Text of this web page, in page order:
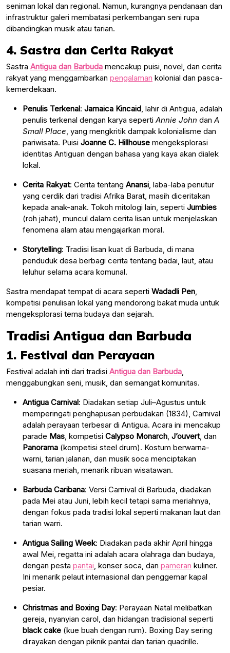
seniman lokal dan regional. Namun, kurangnya pendanaan dan
infrastruktur galeri membatasi perkembangan seni rupa
dibandingkan musik atau tarian.
4. Sastra dan Cerita Rakyat
Sastra Antigua dan Barbuda mencakup puisi, novel, dan cerita
rakyat yang menggambarkan pengalaman kolonial dan pasca-
kemerdekaan.
Penulis Terkenal: Jamaica Kincaid , lahir di Antigua, adalah
penulis terkenal dengan karya seperti Annie John dan A
Small Place , yang mengkritik dampak kolonialisme dan
pariwisata. Puisi Joanne C. Hillhouse mengeksplorasi
identitas Antiguan dengan bahasa yang kaya akan dialek
lokal.
Cerita Rakyat: Cerita tentang Anansi , laba-laba penutur
yang cerdik dari tradisi Afrika Barat, masih diceritakan
kepada anak-anak. Tokoh mitologi lain, seperti Jumbies
(roh jahat), muncul dalam cerita lisan untuk menjelaskan
fenomena alam atau mengajarkan moral.
Storytelling: Tradisi lisan kuat di Barbuda, di mana
penduduk desa berbagi cerita tentang badai, laut, atau
leluhur selama acara komunal.
Sastra mendapat tempat di acara seperti Wadadli Pen
kompetisi penulisan lokal yang mendorong bakat muda untuk
mengeksplorasi tema budaya dan sejarah.
Tradisi Antigua dan Barbuda
1. Festival dan Perayaan
Festival adalah inti dari tradisi Antigua dan Barbuda
menggabungkan seni, musik, dan semangat komunitas.
Antigua Carnival: Diadakan setiap Juli–Agustus untuk
memperingati penghapusan perbudakan (1834), Carnival
adalah perayaan terbesar di Antigua. Acara ini mencakup
parade Mas , kompetisi Calypso Monarch J’ouvert, dan
Panorama (kompetisi steel drum). Kostum berwarna-
warni, tarian jalanan, dan musik soca menciptakan
suasana meriah, menarik ribuan wisatawan.
Barbuda Caribana: Versi Carnival di Barbuda, diadakan
pada Mei atau Juni, lebih kecil tetapi sama meriahnya,
dengan fokus pada tradisi lokal seperti makanan laut dan
tarian warri.
Antigua Sailing Week: Diadakan pada akhir April hingga
awal Mei, regatta ini adalah acara olahraga dan budaya,
dengan pesta pantai , konser soca, dan pameran kuliner.
Ini menarik pelaut internasional dan penggemar kapal
pesiar.
Christmas and Boxing Day: Perayaan Natal melibatkan
gereja, nyanyian carol, dan hidangan tradisional seperti
black cake (kue buah dengan rum). Boxing Day sering
dirayakan dengan piknik pantai dan tarian quadrille.